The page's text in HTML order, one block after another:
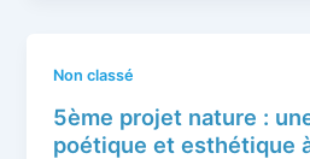
Non classé
5ème projet nature :
poétique et esthétique